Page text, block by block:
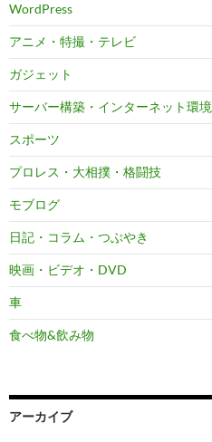
WordPress
アニメ・特撮・テレビ
ガジェット
サーバー構築・インターネット環境
スポーツ
プロレス・大相撲・格闘技
モブログ
日記・コラム・つぶやき
映画・ビデオ・DVD
車
食べ物&飲み物
アーカイブ